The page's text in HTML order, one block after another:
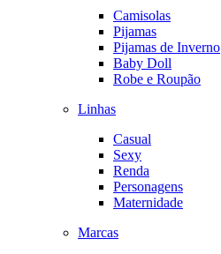
Camisolas
Pijamas
Pijamas de Inverno
Baby Doll
Robe e Roupão
Linhas
Casual
Sexy
Renda
Personagens
Maternidade
Marcas